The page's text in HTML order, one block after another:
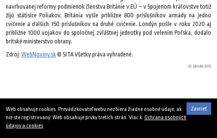
navrhovanej reformy podmienok členstva Británie v EÚ – v Spojenom kráľovstve totiž
žijú státisíce Poliakov. Británia vyšle približne 800 príslušníkov armády na jedno
cvičenie a ďalších 150 príslušníkov na druhé cvičenie. Londýn pošle v roku 2020 aj
približne 1000 vojakov do spoločnej zvláštnej jednotky pod velením Poľska, dodalo
britské ministerstvo obrany.
Zdroj: WebNoviny.sk© SITA Všetky práva vyhradené.
20. januára 2016
Zavrieť
Web obsahuje cookies. Prevádzkovateľ webu nezbiera žiadne osobné údaje, ak
nie ste registrovaný. Web obsahuje prvky tretích strán. Viac k: Ochrana osobných
údajov a cookies